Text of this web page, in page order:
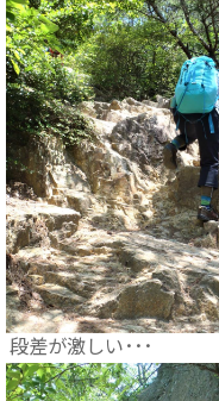
段差が激しい･･･